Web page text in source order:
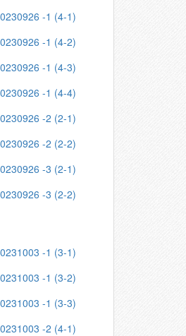
-1 (4-1)
-1 (4-2)
-1 (4-3)
-1 (4-4)
-2 (2-1)
-2 (2-2)
-3 (2-1)
-3 (2-2)
-1 (3-1)
-1 (3-2)
-1 (3-3)
-2 (4-1)